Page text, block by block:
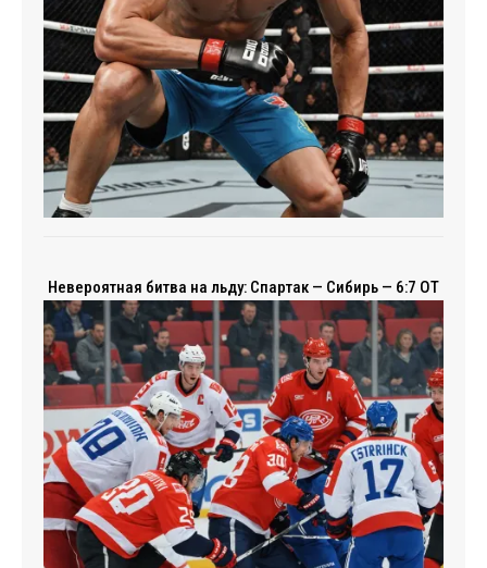
Невероятная битва на льду: Спартак — Сибирь — 6:7 ОТ